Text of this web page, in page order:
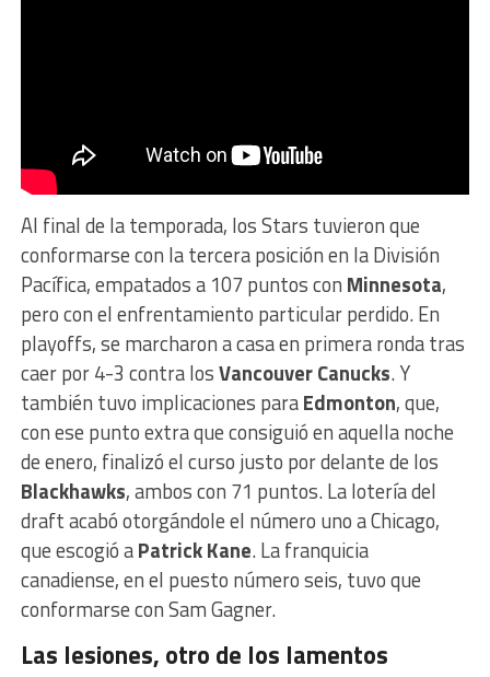
Al final de la temporada, los Stars tuvieron que
conformarse con la tercera posición en la División
Pacífica, empatados a 107 puntos con Minnesota,
pero con el enfrentamiento particular perdido. En
playoffs, se marcharon a casa en primera ronda tras
caer por 4-3 contra losVancouver Canucks. Y
también tuvo implicaciones paraEdmonton, que,
con ese punto extra que consiguió en aquella noche
de enero, finalizó el curso justo por delante de los
Blackhawks, ambos con 71 puntos. La lotería del
draft acabó otorgándole el número uno a Chicago,
que escogió aPatrick Kane. La franquicia
canadiense, en el puesto número seis, tuvo que
conformarse con Sam Gagner.
Las lesiones, otro de los lamentos